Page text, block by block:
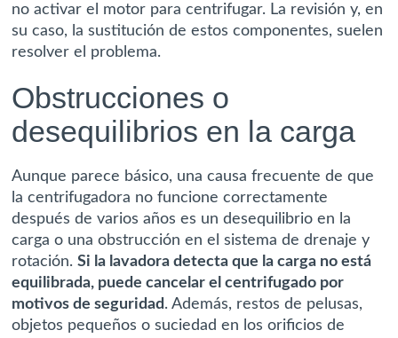
no activar el motor para centrifugar. La revisión y, en
su caso, la sustitución de estos componentes, suelen
resolver el problema.
Obstrucciones o
desequilibrios en la carga
Aunque parece básico, una causa frecuente de que
la centrifugadora no funcione correctamente
después de varios años es un desequilibrio en la
carga o una obstrucción en el sistema de drenaje y
rotación.Si la lavadora detecta que la carga no está
equilibrada, puede cancelar el centrifugado por
motivos de seguridad. Además, restos de pelusas,
objetos pequeños o suciedad en los orificios de